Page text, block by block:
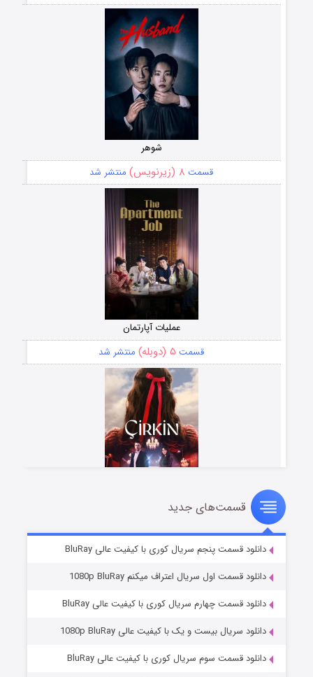
شوهر
قسمت ۸ (زیرنویس) منتشر شد
عملیات آپارتمان
قسمت ۵ (دوبله) منتشر شد
سریال زشت
قسمت۲ (زیرنویس) منتشر شد
قسمت‌های جدید
دانلود قسمت پنجم سریال کوری با کیفیت عالی BluRay
دانلود قسمت اول سریال اعتراف میکنم 1080p BluRay
دانلود قسمت چهارم سریال کوری با کیفیت عالی BluRay
دانلود سریال بیست و یک با کیفیت عالی 1080p BluRay
دانلود قسمت سوم سریال کوری با کیفیت عالی BluRay